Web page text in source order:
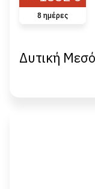
8 ημέρες
Δυτική